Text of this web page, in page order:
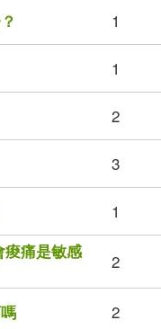
1
1
2
3
1
痛是敏感
2
2